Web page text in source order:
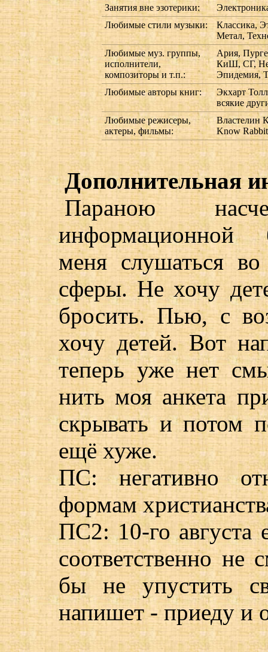
Занятия вне эзотерики:
Любимые стили музыки:
Классика,
Метал,
Любимые муз. группы,
исполнители,
композиторы и т.п.:
Ария,
КиШ, СГ,
Эпидемия,
Любимые авторы книг:
Экхарт
всякие
Любимые режисеры,
актеры, фильмы:
Властелин
Know
Дополнительная
Параною
информационной
меня слушаться
сферы. Не хочу
бросить. Пью, с
хочу детей. Вот
теперь уже нет
нить моя анкета
скрывать и потом
ещё хуже.
ПС: негативно
формам
ПС2: 10-го августа
соответственно не
бы не упустить
напишет - приеду и